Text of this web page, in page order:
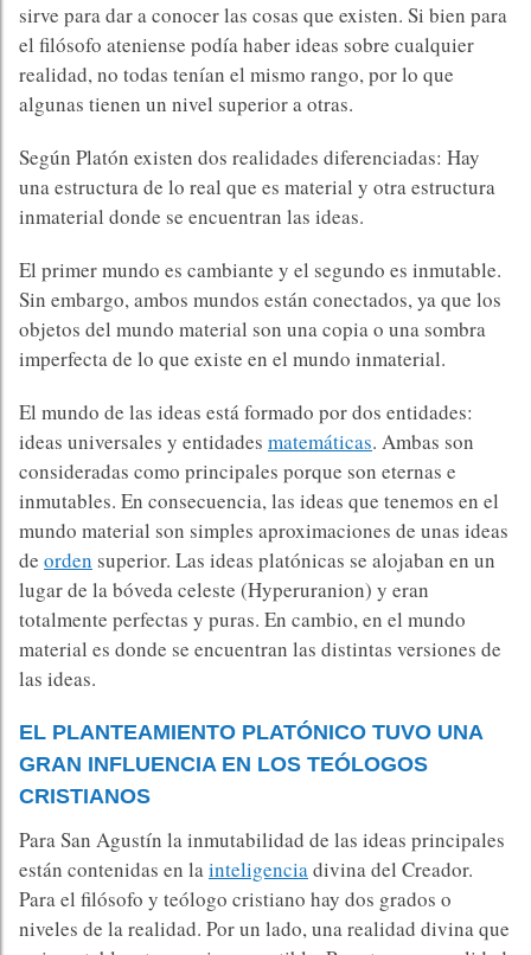
sirve para dar a conocer las cosas que existen. Si bien para
el filósofo ateniense podía haber ideas sobre cualquier
realidad, no todas tenían el mismo rango, por lo que
algunas tienen un nivel superior a otras.
Según Platón existen dos realidades diferenciadas: Hay
una estructura de lo real que es material y otra estructura
inmaterial donde se encuentran las ideas.
El primer mundo es cambiante y el segundo es inmutable.
Sin embargo, ambos mundos están conectados, ya que los
objetos del mundo material son una copia o una sombra
imperfecta de lo que existe en el mundo inmaterial.
El mundo de las ideas está formado por dos entidades:
ideas universales y entidades matemáticas. Ambas son
consideradas como principales porque son eternas e
inmutables. En consecuencia, las ideas que tenemos en el
mundo material son simples aproximaciones de unas ideas
de orden superior. Las ideas platónicas se alojaban en un
lugar de la bóveda celeste (Hyperuranion) y eran
totalmente perfectas y puras. En cambio, en el mundo
material es donde se encuentran las distintas versiones de
las ideas.
EL PLANTEAMIENTO PLATÓNICO TUVO UNA
GRAN INFLUENCIA EN LOS TEÓLOGOS
CRISTIANOS
Para San Agustín la inmutabilidad de las ideas principales
están contenidas en lainteligenciadivina del Creador.
Para el filósofo y teólogo cristiano hay dos grados o
niveles de la realidad. Por un lado, una realidad divina que